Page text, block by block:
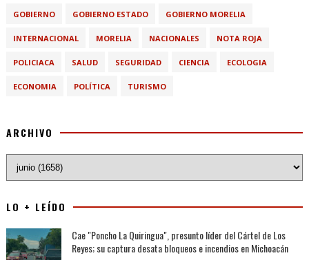
GOBIERNO GOBIERNO ESTADO GOBIERNO MORELIA
INTERNACIONAL MORELIA NACIONALES NOTA ROJA
POLICIACA SALUD SEGURIDAD CIENCIA ECOLOGIA
ECONOMIA POLÍTICA TURISMO
ARCHIVO
LO + LEÍDO
Cae "Poncho La Quiringua", presunto líder del Cártel de Los
Reyes; su captura desata bloqueos e incendios en Michoacán